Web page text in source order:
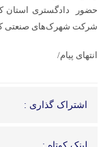
حضور دادگستری استان
شرکت شهرک‌های صنعتی
انتهای پیام/
اشتراک گذاری :